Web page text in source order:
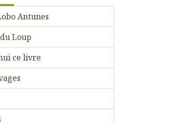
Antunes
Loup
ce livre